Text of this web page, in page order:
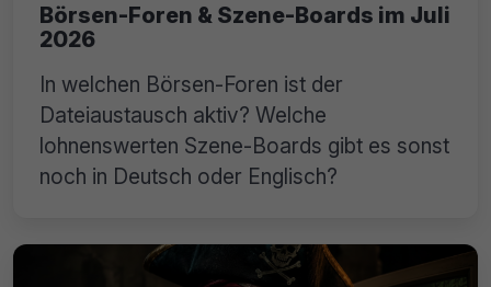
Börsen-Foren & Szene-Boards im Juli
2026
In welchen Börsen-Foren ist der
Dateiaustausch aktiv? Welche
lohnenswerten Szene-Boards gibt es sonst
noch in Deutsch oder Englisch?